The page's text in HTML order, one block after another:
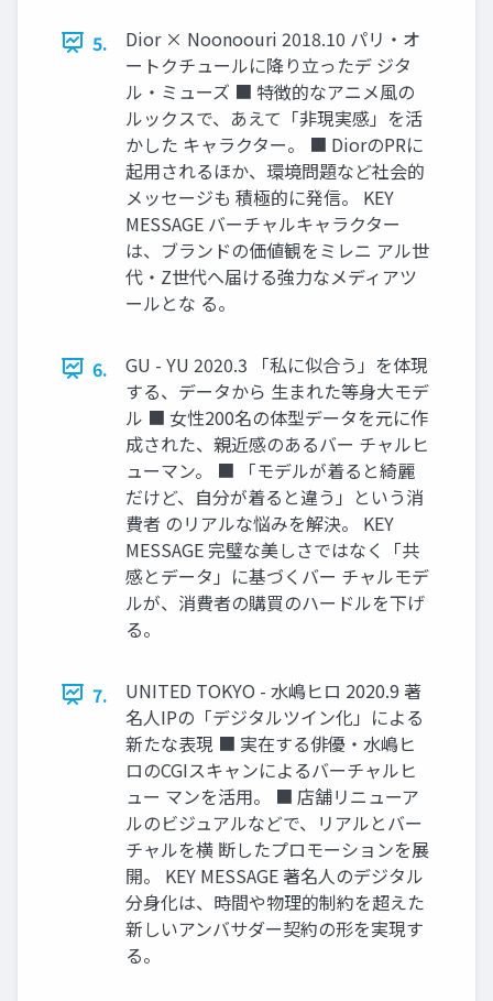
5.
Dior × Noonoouri 2018.10 パリ‧オ
ートクチュールに降り⽴ったデ ジタ
ル‧ミューズ ■ 特徴的なアニメ⾵の
ルックスで、あえて「⾮現実感」を活
かした キャラクター。 ■ DiorのPRに
起⽤されるほか、環境問題など社会的
メッセージも 積極的に発信。 KEY
MESSAGE バーチャルキャラクター
は、ブランドの価値観をミレニ アル世
代‧Z世代へ届ける強⼒なメディアツ
ールとな る。
6.
GU - YU 2020.3 「私に似合う」を体現
する、データから ⽣まれた等⾝⼤モデ
ル ■ ⼥性200名の体型データを元に作
成された、親近感のあるバー チャルヒ
ューマン。 ■ 「モデルが着ると綺麗
だけど、⾃分が着ると違う」という消
費者 のリアルな悩みを解決。 KEY
MESSAGE 完璧な美しさではなく「共
感とデータ」に基づくバー チャルモデ
ルが、消費者の購買のハードルを下げ
る。
7.
UNITED TOKYO - 水嶋ヒロ 2020.9 著
名⼈IPの「デジタルツイン化」による
新たな表現 ■ 実在する俳優‧⽔嶋ヒ
ロのCGIスキャンによるバーチャルヒ
ュー マンを活⽤。 ■ 店舗リニューア
ルのビジュアルなどで、リアルとバー
チャルを横 断したプロモーションを展
開。 KEY MESSAGE 著名⼈のデジタル
分⾝化は、時間や物理的制約を超えた
新しいアンバサダー契約の形を実現す
る。